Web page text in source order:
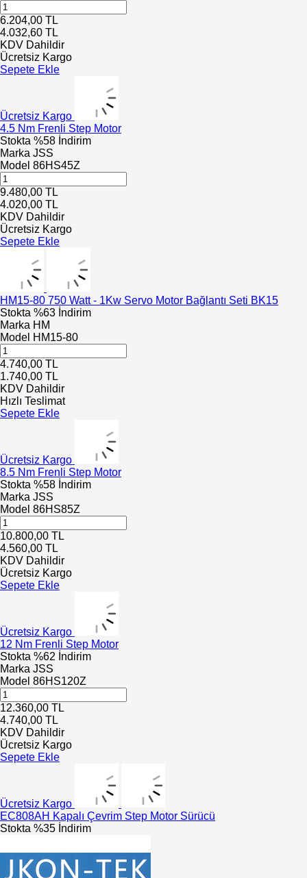
6.204,00 TL
4.032,60 TL
KDV Dahildir
Ücretsiz Kargo
Sepete Ekle
Ücretsiz Kargo
4.5 Nm Frenli Step Motor
Stokta %58 İndirim
Marka JSS
Model 86HS45Z
9.480,00 TL
4.020,00 TL
KDV Dahildir
Ücretsiz Kargo
Sepete Ekle
HM15-80 750 Watt - 1Kw Servo Motor Bağlantı Seti BK15
Stokta %63 İndirim
Marka HM
Model HM15-80
4.740,00 TL
1.740,00 TL
KDV Dahildir
Hızlı Teslimat
Sepete Ekle
Ücretsiz Kargo
8.5 Nm Frenli Step Motor
Stokta %58 İndirim
Marka JSS
Model 86HS85Z
10.800,00 TL
4.560,00 TL
KDV Dahildir
Ücretsiz Kargo
Sepete Ekle
Ücretsiz Kargo
12 Nm Frenli Step Motor
Stokta %62 İndirim
Marka JSS
Model 86HS120Z
12.360,00 TL
4.740,00 TL
KDV Dahildir
Ücretsiz Kargo
Sepete Ekle
Ücretsiz Kargo
EC808AH Kapalı Çevrim Step Motor Sürücü
Stokta %35 İndirim